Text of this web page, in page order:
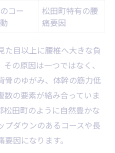
的な受け方とは
減らすセルフケア法
ケア法の比較表
どちらが有効？
防エクササイズ
腰を守るコツ
単セルフケア
整体の知恵
改善効果まとめ
コー
松田町特有の腰
痛要因
た目以上に腰椎へ大きな負
の原因は一つではなく、
骨のゆがみ、体幹の筋力低
の要素が絡み合っていま
松田町のように自然豊かな
プダウンのあるコースや長
因になります。